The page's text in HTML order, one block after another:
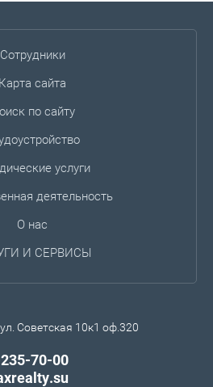
Сотрудники
Карта сайта
по сайту
услуги
деятельность
О нас
И СЕРВИСЫ
Советская 10к1 оф.320
70-00